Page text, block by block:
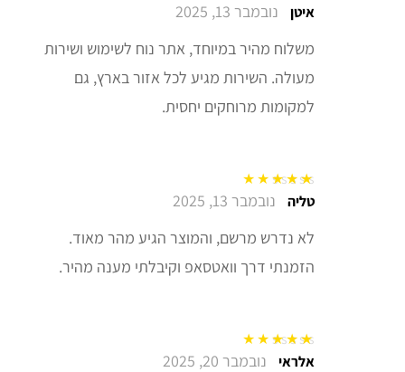
דורג5מתוך 5 איטן נובמבר 13, 2025
משלוח מהיר במיוחד, אתר נוח לשימוש ושירות
מעולה. השירות מגיע לכל אזור בארץ, גם
למקומות מרוחקים יחסית.
דורג5מתוך 5טליה נובמבר 13, 2025
לא נדרש מרשם, והמוצר הגיע מהר מאוד.
הזמנתי דרך וואטסאפ וקיבלתי מענה מהיר.
דורג5מתוך 5אלראי נובמבר 20, 2025